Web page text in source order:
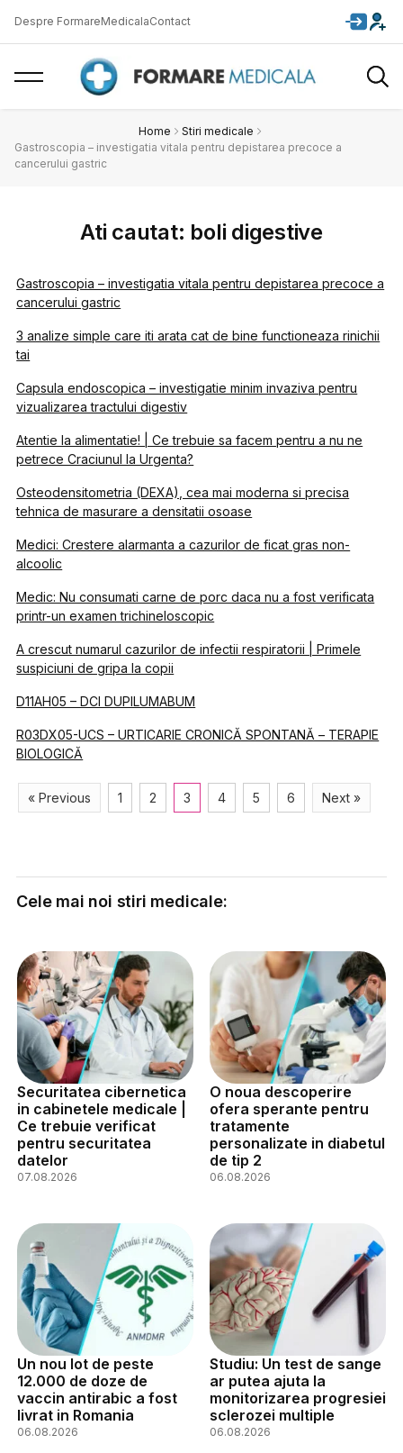
Despre FormareMedicalaContact
Home
Stiri medicale
Gastroscopia – investigatia vitala pentru depistarea precoce a
cancerului gastric
Ati cautat: boli digestive
Gastroscopia – investigatia vitala pentru depistarea precoce a
cancerului gastric
3 analize simple care iti arata cat de bine functioneaza rinichii
tai
Capsula endoscopica – investigatie minim invaziva pentru
vizualizarea tractului digestiv
Atentie la alimentatie! | Ce trebuie sa facem pentru a nu ne
petrece Craciunul la Urgenta?
Osteodensitometria (DEXA), cea mai moderna si precisa
tehnica de masurare a densitatii osoase
Medici: Crestere alarmanta a cazurilor de ficat gras non-
alcoolic
Medic: Nu consumati carne de porc daca nu a fost verificata
printr-un examen trichineloscopic
A crescut numarul cazurilor de infectii respiratorii | Primele
suspiciuni de gripa la copii
D11AH05 – DCI DUPILUMABUM
R03DX05-UCS – URTICARIE CRONICĂ SPONTANĂ – TERAPIE
BIOLOGICĂ
« Previous 1 2 3 4 5 6 Next »
Cele mai noi stiri medicale:
Securitatea cibernetica
in cabinetele medicale |
Ce trebuie verificat
pentru securitatea
datelor
07.08.2026
O noua descoperire
ofera sperante pentru
tratamente
personalizate in diabetul
de tip 2
06.08.2026
Un nou lot de peste
12.000 de doze de
vaccin antirabic a fost
livrat in Romania
06.08.2026
Studiu: Un test de sange
ar putea ajuta la
monitorizarea progresiei
sclerozei multiple
06.08.2026